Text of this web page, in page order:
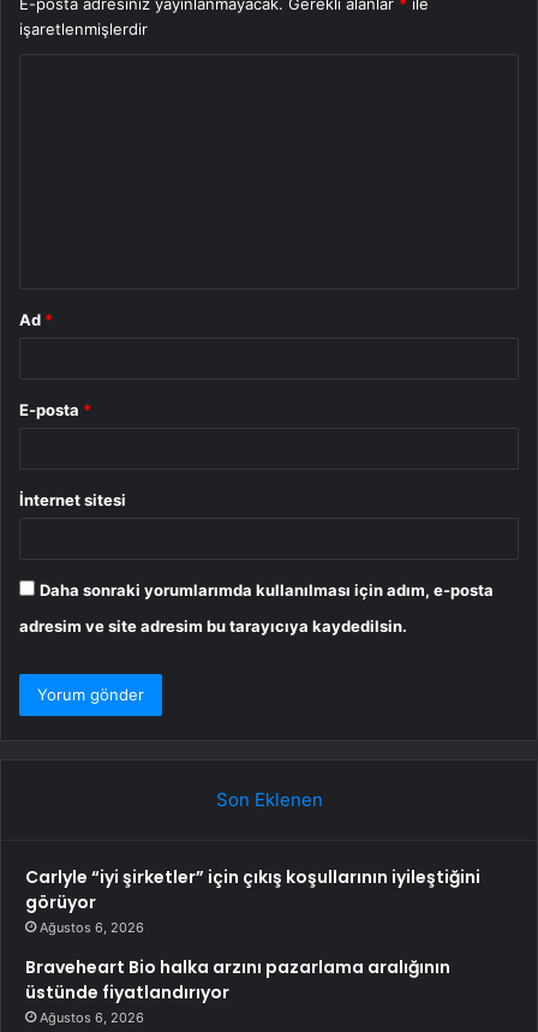
işaretlenmişlerdir
Ad *
E-posta *
İnternet sitesi
Daha sonraki yorumlarımda kullanılması için adım, e-posta
adresim ve site adresim bu tarayıcıya kaydedilsin.
Son Eklenen
Carlyle “iyi şirketler” için çıkış koşullarının iyileştiğini
görüyor
Ağustos 6, 2026
Braveheart Bio halka arzını pazarlama aralığının
üstünde fiyatlandırıyor
Ağustos 6, 2026